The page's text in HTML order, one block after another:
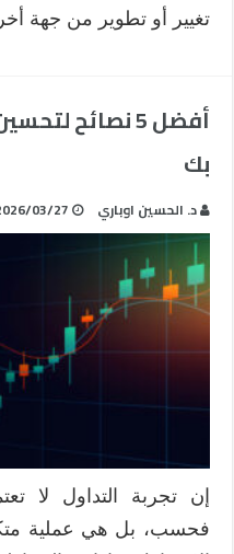
تغيير أو تطوير من جهة
‏أفضل 5 نصائح
بك
د. الحسين اوباري 03/27
إن تجربة التداول لا
فحسب، بل هي عملية